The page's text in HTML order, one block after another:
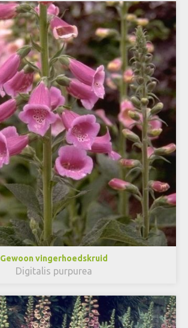
Gewoon vingerhoedskruid
Digitalis purpurea